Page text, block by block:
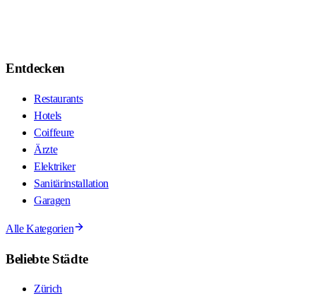
Entdecken
Restaurants
Hotels
Coiffeure
Ärzte
Elektriker
Sanitärinstallation
Garagen
Alle Kategorien
Beliebte Städte
Zürich